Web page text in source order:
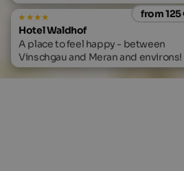
from 125
Hotel Waldhof
A place to feel happy - between
Vinschgau and Meran and environs!